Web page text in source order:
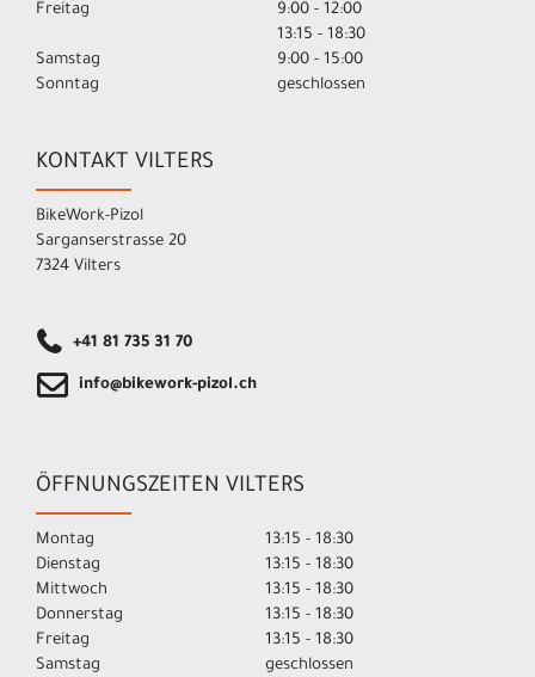
Freitag
9:00 - 12:00
13:15 - 18:30
Samstag
9:00 - 15:00
Sonntag
geschlossen
KONTAKT VILTERS
BikeWork-Pizol
Sarganserstrasse 20
7324 Vilters
+41 81 735 31 70
info@bikework-pizol.ch
ÖFFNUNGSZEITEN VILTERS
Montag
13:15 - 18:30
Dienstag
13:15 - 18:30
Mittwoch
13:15 - 18:30
Donnerstag
13:15 - 18:30
Freitag
13:15 - 18:30
Samstag
geschlossen